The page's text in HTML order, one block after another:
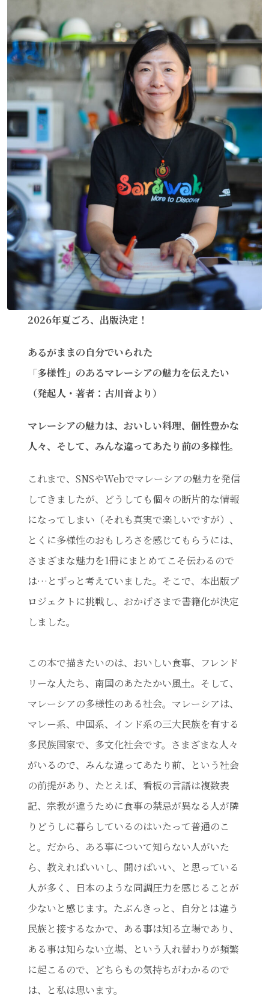
2026年夏ごろ、出版決定！
あるがままの自分でいられた
「多様性」のあるマレーシアの魅力を伝えたい
（発起人・著者：古川音より）
マレーシアの魅力は、おいしい料理、個性豊かな
人々、そして、みんな違ってあたり前の多様性。
これまで、SNSやWebでマレーシアの魅力を発信
してきましたが、どうしても個々の断片的な情報
になってしまい（それも真実で楽しいですが）、
とくに多様性のおもしろさを感じてもらうには、
さまざまな魅力を1冊にまとめてこそ伝わるので
は…とずっと考えていました。そこで、本出版プ
ロジェクトに挑戦し、おかげさまで書籍化が決定
しました。
この本で描きたいのは、おいしい食事、フレンド
リーな人たち、南国のあたたかい風土。そして、
マレーシアの多様性のある社会。マレーシアは、
マレー系、中国系、インド系の三大民族を有する
多民族国家で、多文化社会です。さまざまな人々
がいるので、みんな違ってあたり前、という社会
の前提があり、たとえば、看板の言語は複数表
記、宗教が違うために食事の禁忌が異なる人が隣
りどうしに暮らしているのはいたって普通のこ
と。だから、ある事について知らない人がいた
ら、教えればいいし、聞けばいい、と思っている
人が多く、日本のような同調圧力を感じることが
少ないと感じます。たぶんきっと、自分とは違う
民族と接するなかで、ある事は知る立場であり、
ある事は知らない立場、という入れ替わりが頻繁
に起こるので、どちらもの気持ちがわかるので
は、と私は思います。